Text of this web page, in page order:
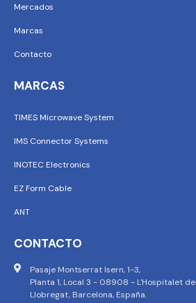
Mercados
Marcas
Contacto
MARCAS
TIMES Microwave System
IMS Connector Systems
INOTEC Electronics
EZ Form Cable
ANT
CONTACTO
Pasaje Montserrat Isern, 1-3,
Planta 1, Local 3 - 08908 - L'Hospitalet de
Llobregat, Barcelona, España.